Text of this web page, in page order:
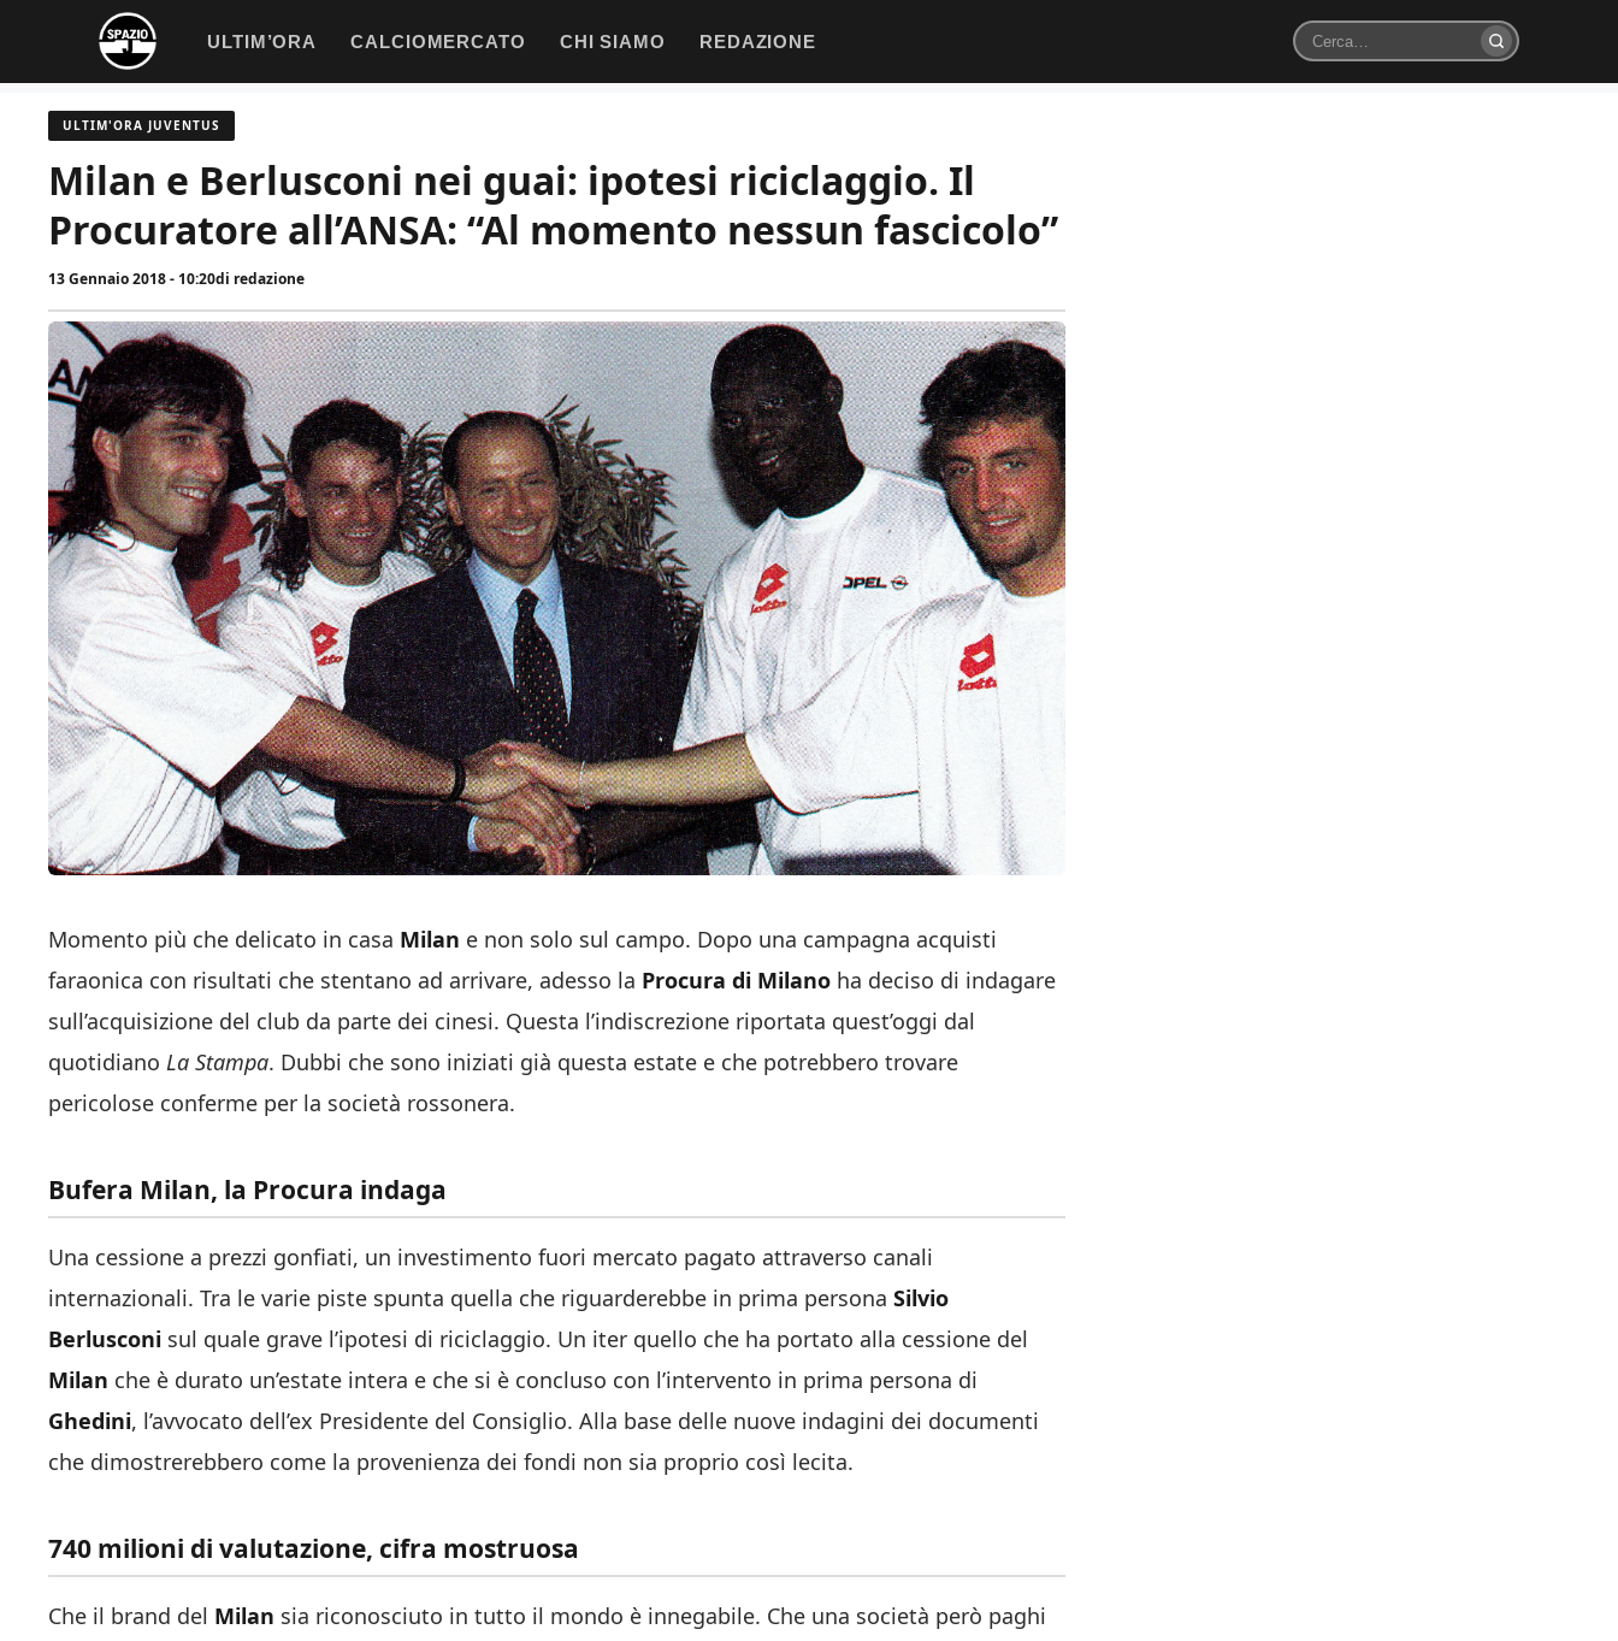
contenuto
ULTIM’ORA CALCIOMERCATO CHI SIAMO REDAZIONE
Cerca
ULTIM'ORA JUVENTUS
Milan e Berlusconi nei guai: ipotesi riciclaggio. Il
Procuratore all’ANSA: “Al momento nessun fascicolo”
13 Gennaio 2018 - 10:20di redazione
Momento più che delicato in casa Milan e non solo sul campo. Dopo una campagna acquisti
faraonica con risultati che stentano ad arrivare, adesso la Procura di Milano ha deciso di indagare
sull’acquisizione del club da parte dei cinesi. Questa l’indiscrezione riportata quest’oggi dal
quotidiano La Stampa. Dubbi che sono iniziati già questa estate e che potrebbero trovare
pericolose conferme per la società rossonera.
Bufera Milan, la Procura indaga
Una cessione a prezzi gonfiati, un investimento fuori mercato pagato attraverso canali
internazionali. Tra le varie piste spunta quella che riguarderebbe in prima persona Silvio
Berlusconi sul quale grave l’ipotesi di riciclaggio. Un iter quello che ha portato alla cessione del
Milan che è durato un’estate intera e che si è concluso con l’intervento in prima persona di
Ghedini, l’avvocato dell’ex Presidente del Consiglio. Alla base delle nuove indagini dei documenti
che dimostrerebbero come la provenienza dei fondi non sia proprio così lecita.
740 milioni di valutazione, cifra mostruosa
Che il brand del Milan sia riconosciuto in tutto il mondo è innegabile. Che una società però paghi